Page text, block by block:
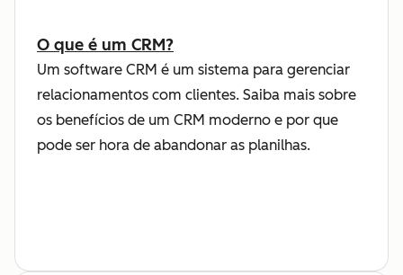
O que é um CRM?
Um software CRM é um sistema para gerenciar
relacionamentos com clientes. Saiba mais sobre
os benefícios de um CRM moderno e por que
pode ser hora de abandonar as planilhas.